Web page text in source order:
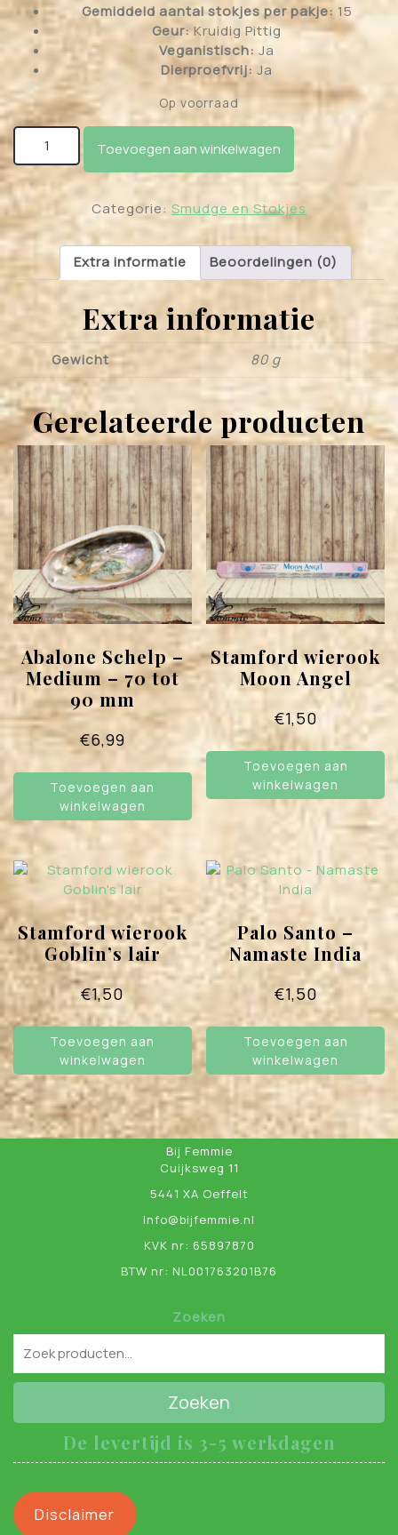
Gemiddeld aantal stokjes per pakje: 15
Geur:Kruidig Pittig
Veganistisch: Ja
Dierproefvrij: Ja
Op voorraad
Stamford wierook Vampire's kiss aantal
Toevoegen aan winkelwagen
Categorie: Smudge en Stokjes
Extra informatie Beoordelingen (0)
Extra informatie
Gewicht 80 g
Gerelateerde producten
Abalone Schelp –
Medium – 70 tot
90 mm
€6,99
Toevoegen aan
winkelwagen
Stamford wierook
Moon Angel
€1,50
Toevoegen aan
winkelwagen
Stamford wierook
Goblin’s lair
€1,50
Toevoegen aan
winkelwagen
Palo Santo –
Namaste India
€1,50
Toevoegen aan
winkelwagen
Bij Femmie
Cuijksweg 11
5441 XA Oeffelt
Info@bijfemmie.nl
KVK nr: 65897870
BTW nr: NL001763201B76
Zoeken
Zoeken
De levertijd is 3-5 werkdagen
Disclaimer